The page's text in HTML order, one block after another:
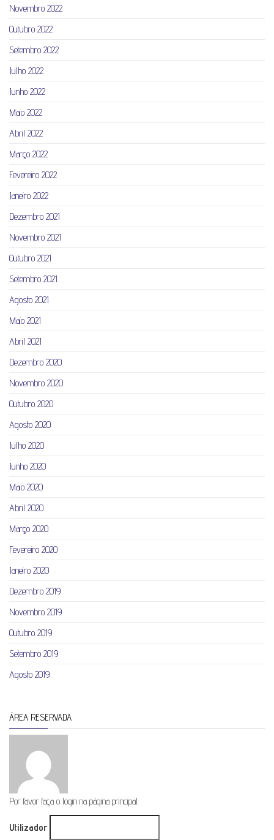
Novembro 2022
Outubro 2022
Setembro 2022
Julho 2022
Junho 2022
Maio 2022
Abril 2022
Março 2022
Fevereiro 2022
Janeiro 2022
Dezembro 2021
Novembro 2021
Outubro 2021
Setembro 2021
Agosto 2021
Maio 2021
Abril 2021
Dezembro 2020
Novembro 2020
Outubro 2020
Agosto 2020
Julho 2020
Junho 2020
Maio 2020
Abril 2020
Março 2020
Fevereiro 2020
Janeiro 2020
Dezembro 2019
Novembro 2019
Outubro 2019
Setembro 2019
Agosto 2019
ÁREA RESERVADA
Por favor faça o login na página principal.
Utilizador